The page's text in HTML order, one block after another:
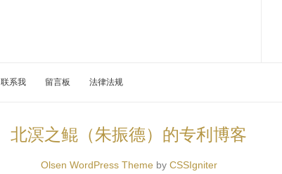
联系我 留言板 法律法规
北溟之鲲（朱振德）的专利博客
Olsen WordPress Theme by CSSIgniter